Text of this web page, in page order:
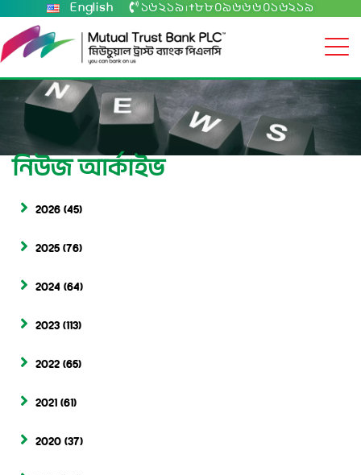
English ১৬২১৯ +৮৮০৯৬৬৬০১৬২১৯
নিউজ আর্কাইভ
2026 (45)
2025 (76)
2024 (64)
2023 (113)
2022 (65)
2021 (61)
2020 (37)